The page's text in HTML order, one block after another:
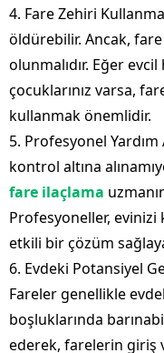
4. Fare Zehiri
öldürebilir. Ancak,
olunmalıdır. Eğer
çocuklarınız varsa,
kullanmak önemlidir.
5. Profesyonel
kontrol altına
fare ilaçlama
Profesyoneller,
etkili bir çözüm
6. Evdeki Potansiyel
Fareler genellikle
boşluklarında
ederek, farelerin giriş